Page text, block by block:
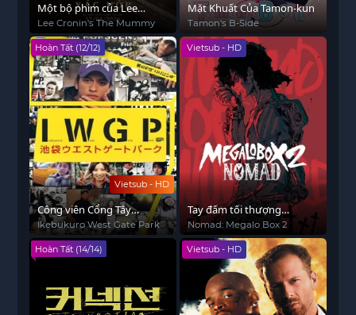
Một bộ phim của Lee
Cronin: Xác ướp
Lee Cronin's The Mummy
Mặt Khuất Của Tamon-kun
Tamon's B-Side
Vietsub - HD
Hoàn Tất (12/12)
Công viên Cổng Tây
Ikebukuro
Ikebukuro West Gate Park
Vietsub - HD
Tay đấm tối thượng
Megalo Box Phần 2
Nomad: Megalo Box 2
Hoàn Tất (14/14) Vietsub - HD